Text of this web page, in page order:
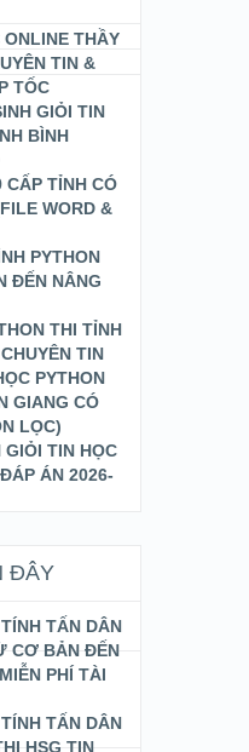
ONLINE THẦY
TIN &
TỐC
GIỎI TIN
BÌNH
CẤP TỈNH CÓ
WORD &
PYTHON
ĐẾN NÂNG
THI TỈNH
TIN
PYTHON
GIANG CÓ
LỌC)
TIN HỌC
ÁN 2026-
ĐÂY
TẤN DÂN
CƠ BẢN ĐẾN
PHÍ TÀI
TẤN DÂN
HSG TIN